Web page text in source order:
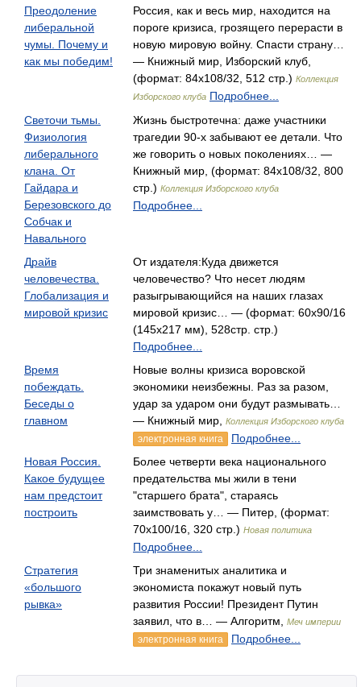
Преодоление
либеральной
чумы. Почему и
как мы победим!
Россия, как и весь мир, находится на
пороге кризиса, грозящего перерасти в
новую мировую войну. Спасти страну…
— Книжный мир, Изборский клуб,
(формат: 84x108/32, 512 стр.) Коллекция
Изборского клуба Подробнее...
Светочи тьмы.
Физиология
либерального
клана. От
Гайдара и
Березовского до
Собчак и
Навального
Жизнь быстротечна: даже участники
трагедии 90-х забывают ее детали. Что
же говорить о новых поколениях… —
Книжный мир, (формат: 84x108/32, 800
стр.) Коллекция Изборского клуба
Подробнее...
Драйв
человечества.
Глобализация и
мировой кризис
От издателя:Куда движется
человечество? Что несет людям
разыгрывающийся на наших глазах
мировой кризис… — (формат: 60x90/16
(145х217 мм), 528стр. стр.)
Подробнее...
Время
побеждать.
Беседы о
главном
Новые волны кризиса воровской
экономики неизбежны. Раз за разом,
удар за ударом они будут размывать…
— Книжный мир,
Коллекция Изборского клуба
электронная книга
Подробнее...
Новая Россия.
Какое будущее
нам предстоит
построить
Более четверти века национального
предательства мы жили в тени
"старшего брата", стараясь
заимствовать у… — Питер, (формат:
70x100/16, 320 стр.) Новая политика
Подробнее...
Стратегия
«большого
рывка»
Три знаменитых аналитика и
экономиста покажут новый путь
развития России! Президент Путин
заявил, что в… — Алгоритм,
Меч империи
электронная книга Подробнее...